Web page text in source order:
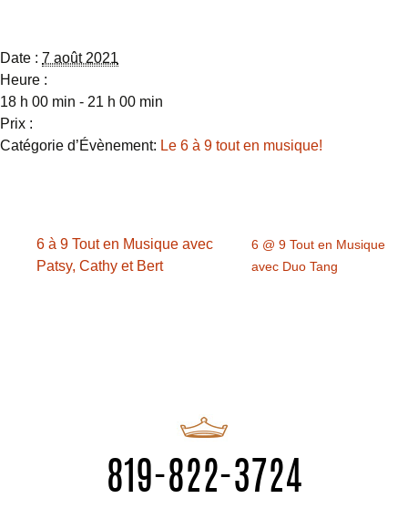
Date : 7 août 2021
Heure :
18 h 00 min - 21 h 00 min
Prix :
Catégorie d’Évènement: Le 6 à 9 tout en musique!
6 à 9 Tout en Musique avec
Patsy, Cathy et Bert
6 @ 9 Tout en Musique
avec Duo Tang
819-822-3724